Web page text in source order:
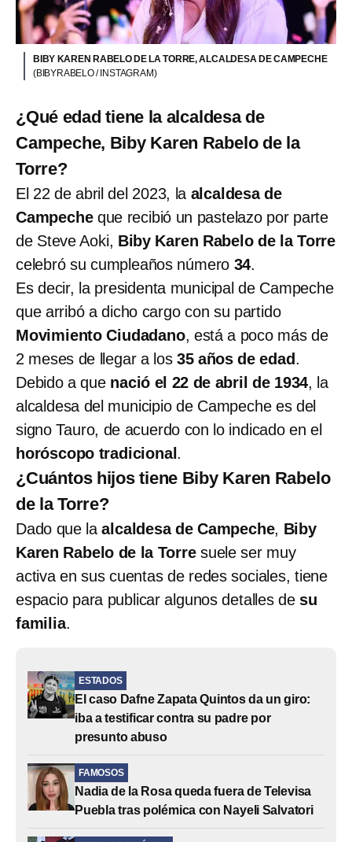
BIBY KAREN RABELO DE LA TORRE, ALCALDESA DE CAMPECHE
(BIBYRABELO / INSTAGRAM)
¿Qué edad tiene la alcaldesa de
Campeche, Biby Karen Rabelo de la
Torre?
El 22 de abril del 2023, la alcaldesa de
Campecheque recibió un pastelazo por parte
de Steve Aoki, Biby Karen Rabelo de la Torre
celebró su cumpleaños número 34.
Es decir, la presidenta municipal de Campeche
que arribó a dicho cargo con su partido
Movimiento Ciudadano, está a poco más de
2 meses de llegar a los 35 años de edad .
Debido a que nació el 22 de abril de 1934, la
alcaldesa del municipio de Campeche es del
signo Tauro, de acuerdo con lo indicado en el
horóscopo tradicional .
¿Cuántos hijos tiene Biby Karen Rabelo
de la Torre?
Dado que laalcaldesa de Campeche, Biby
Karen Rabelo de la Torresuele ser muy
activa en sus cuentas de redes sociales, tiene
espacio para publicar algunos detalles de su
familia.
ESTADOS
El caso Dafne Zapata Quintos da un giro:
iba a testificar contra su padre por
presunto abuso
FAMOSOS
Nadia de la Rosa queda fuera de Televisa
Puebla tras polémica con Nayeli Salvatori